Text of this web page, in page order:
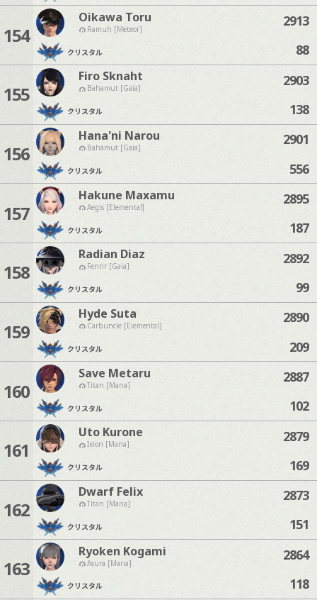
154
Oikawa Toru
Ramuh [Meteor]
クリスタル
2913
88
155
Firo Sknaht
Bahamut [Gaia]
クリスタル
2903
138
156
Hana'ni Narou
Bahamut [Gaia]
クリスタル
2901
556
157
Hakune Maxamu
Aegis [Elemental]
クリスタル
2895
187
158
Radian Diaz
Fenrir [Gaia]
クリスタル
2892
99
159
Hyde Suta
Carbuncle [Elemental]
クリスタル
2890
209
160
Save Metaru
Titan [Mana]
クリスタル
2887
102
161
Uto Kurone
Ixion [Mana]
クリスタル
2879
169
162
Dwarf Felix
Titan [Mana]
クリスタル
2873
151
163
Ryoken Kogami
Asura [Mana]
クリスタル
2864
118